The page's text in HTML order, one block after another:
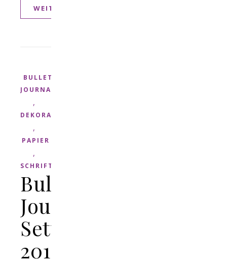
WEITERLESEN
BULLET
JOURNAL
,
DEKORATION
,
PAPIER
,
SCHRIFT
Bullet
Journal
Setup
2019